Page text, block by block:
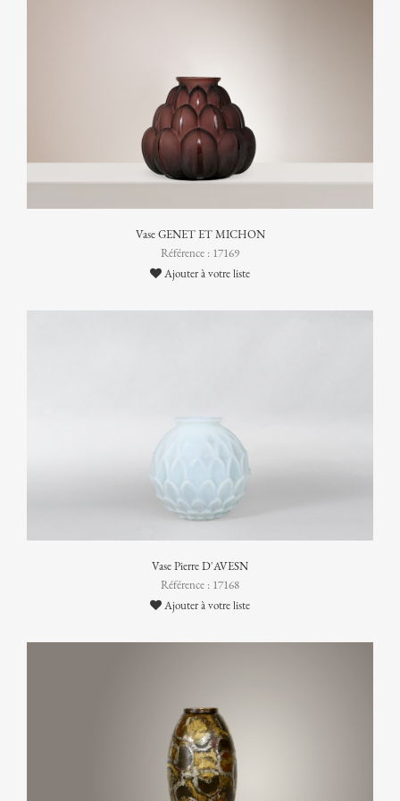
Vase GENET ET MICHON
Référence : 17169
Ajouter à votre liste
Vase Pierre D'AVESN
Référence : 17168
Ajouter à votre liste